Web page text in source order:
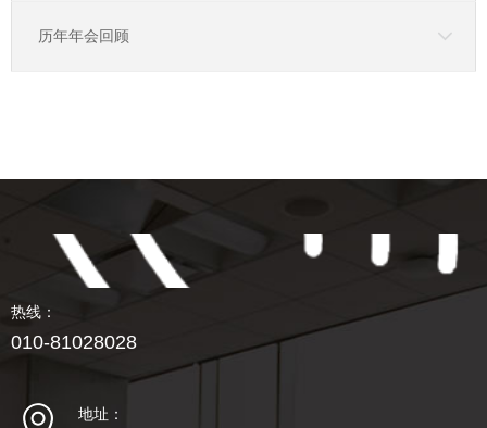
历年年会回顾
热线：
010-81028028
地址：